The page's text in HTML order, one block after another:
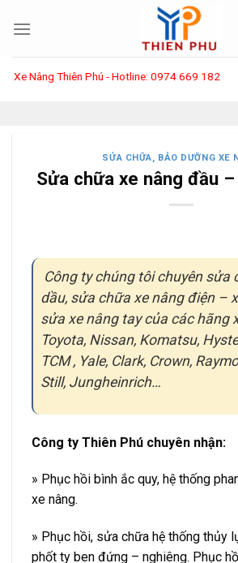
Phú - Hotline: 0974 669 182
SỬA CHỮA, BẢO DƯỠNG XE
Sửa chữa xe nâng đầu
Công ty chúng tôi chuyên sửa
dầu, sửa chữa xe nâng điện –
sửa xe nâng tay của các hãng
Toyota, Nissan, Komatsu,
TCM , Yale, Clark, Crown,
Still, Jungheinrich…
Công ty Thiên Phú chuyên nhận:
» Phục hồi bình ắc quy, hệ thống
xe nâng.
» Phục hồi, sửa chữa hệ thống thủy
phốt ty ben đứng – nghiêng. Phục